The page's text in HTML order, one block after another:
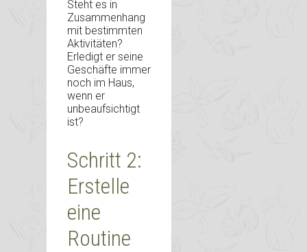
Steht es in
Zusammenhang
mit bestimmten
Aktivitäten?
Erledigt er seine
Geschäfte immer
noch im Haus,
wenn er
unbeaufsichtigt
ist?
Schritt 2:
Erstelle
eine
Routine